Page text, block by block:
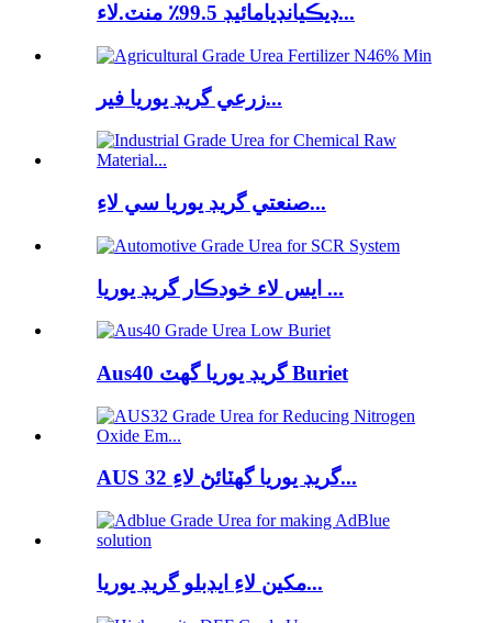
ڊيڪيانڊيامائيڊ 99.5٪ منٽ.لاء...
زرعي گريڊ يوريا فير...
صنعتي گريڊ يوريا سي لاءِ...
ايس لاء خودڪار گريڊ يوريا ...
Aus40 گريڊ يوريا گھٽ Buriet
AUS 32 گريڊ يوريا گھٽائڻ لاءِ...
مکين لاءِ ايڊبلو گريڊ يوريا...